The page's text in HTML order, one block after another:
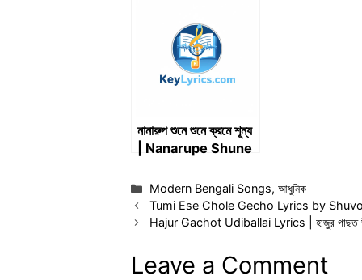
নানারুপ শুনে শুনে ক্রমে শূন্য
| Nanarupe Shune
Shunyo | Lalon
Keylyrics
Categories
Modern Bengali Songs,আধুনিক
Tumi Ese Chole Gecho Lyrics by
Hajur Gachot Udiballai Lyrics | হাজুর গাছত
Leave a Comment